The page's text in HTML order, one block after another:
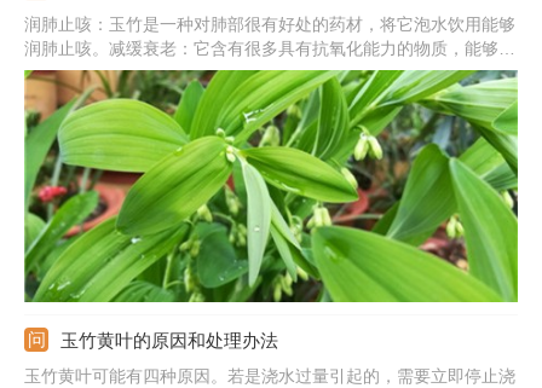
润肺止咳：玉竹是一种对肺部很有好处的药材，将它泡水饮用能够
润肺止咳。减缓衰老：它含有很多具有抗氧化能力的物质，能够减
缓人体衰老。强化心肌功能：它含有很多多糖，并且含有玉竹果聚
糖，能帮助增强心肌功能。提高免疫力：它还含有多种维生素，服
用后可以帮助增加人体的免疫力。
玉竹黄叶的原因和处理办法
玉竹黄叶可能有四种原因。若是浇水过量引起的，需要立即停止浇